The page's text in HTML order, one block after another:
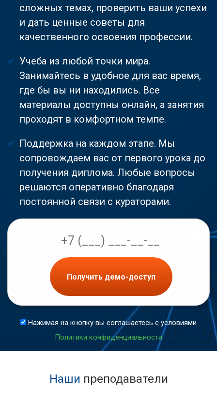
сложных темах, проверить ваши успехи
и дать ценные советы для
качественного освоения профессии.
Учеба из любой точки мира.
Занимайтесь в удобное для вас время,
где бы вы ни находились. Все
материалы доступны онлайн, а занятия
проходят в комфортном темпе.
Поддержка на каждом этапе. Мы
сопровождаем вас от первого урока до
получения диплома. Любые вопросы
решаются оперативно благодаря
постоянной связи с кураторами.
Получить демо-доступ
Нажимая на кнопку вы соглашаетесь с условиями
Политики конфиденциальности
Наши преподаватели